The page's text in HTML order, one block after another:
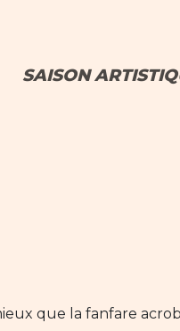
SAISON
que la fanfare